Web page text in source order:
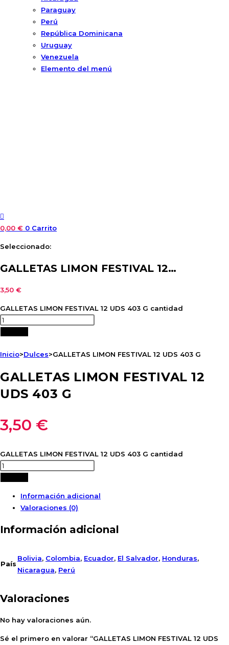
Paraguay
Perú
República Dominicana
Uruguay
Venezuela
Elemento del menú
0,00 € 0 Carrito
Seleccionado:
GALLETAS LIMON FESTIVAL 12…
3,50 €
GALLETAS LIMON FESTIVAL 12 UDS 403 G cantidad
Inicio>Dulces>GALLETAS LIMON FESTIVAL 12 UDS 403 G
GALLETAS LIMON FESTIVAL 12
UDS 403 G
3,50 €
GALLETAS LIMON FESTIVAL 12 UDS 403 G cantidad
Información adicional
Valoraciones (0)
Información adicional
País
Bolivia, Colombia, Ecuador, El Salvador, Honduras,
Nicaragua, Perú
Valoraciones
No hay valoraciones aún.
Sé el primero en valorar “GALLETAS LIMON FESTIVAL 12 UDS